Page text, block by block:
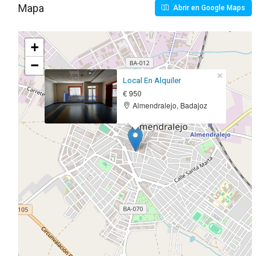
Mapa Abrir en Google Maps
Local En Alquiler
€ 950
Almendralejo, Badajoz
×
+
−